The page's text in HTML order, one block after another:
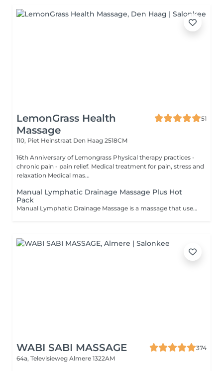
LemonGrass Health
Massage
51
110, Piet Heinstraat Den Haag 2518CM
16th Anniversary of Lemongrass Physical therapy practices -
chronic pain - pain relief. Medical treatment for pain, stress and
relaxation Medical mas...
Manual Lymphatic Drainage Massage Plus Hot
Pack
Manual Lymphatic Drainage Massage is a massage that uses light, rhythmic movements and focuses on stimulating the flow of lymphatic fluid. It massages the lymph nodes and lymphatic vessels, using pumping, stroking and light kneading techniques on the skin where the lymph nodes and lymphatic vessels are located. Lymphatic drainage massage or lymphatic drainage stimulates the lymph nodes. Lymph nodes are where toxins accumulate, causing edema. Lymphatic massage stimulates the lymph nodes, helping to expel toxins in the form of sweat and urine, relieving depression and reducing anxiety.
WABI SABI MASSAGE
374
64a, Televisieweg Almere 1322AM